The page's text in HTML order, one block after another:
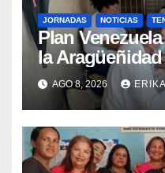
JORNADAS NOTICIAS
Plan
la
atención
Aragua
AGO 8, 2026